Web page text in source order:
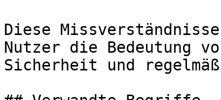
Diese
Nutzer die Bedeutung
Sicherheit und